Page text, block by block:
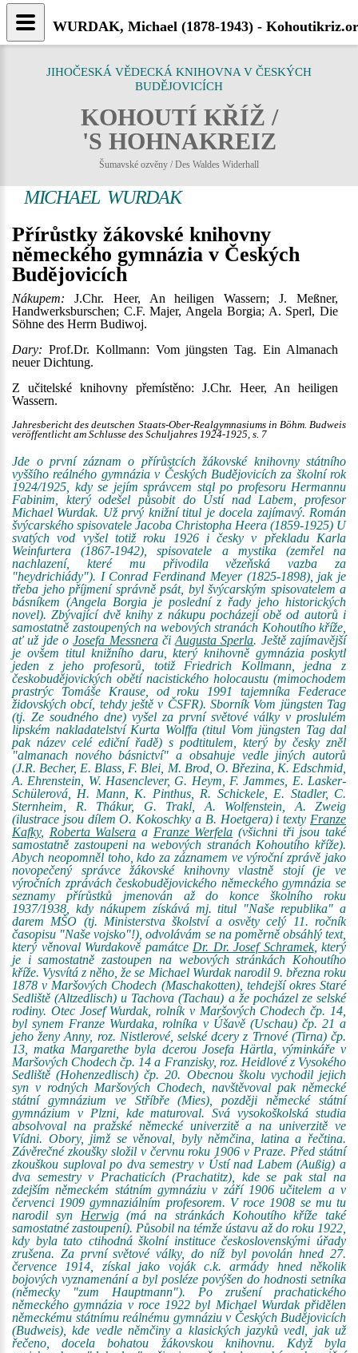
JIHOČESKÁ VĚDECKÁ KNIHOVNA V ČESKÝCH
BUDĚJOVICÍCH
KOHOUTÍ KŘÍŽ /
'S HOHNAKREIZ
Šumavské ozvěny / Des Waldes Widerhall
MICHAEL WURDAK
Přírůstky žákovské knihovny
německého gymnázia v Českých
Budějovicích
Nákupem: J.Chr. Heer, An heiligen Wassern; J. Meßner,
Handwerksburschen; C.F. Majer, Angela Borgia; A. Sperl, Die
Söhne des Herrn Budiwoj.
Dary: Prof.Dr. Kollmann: Vom jüngsten Tag. Ein Almanach
neuer Dichtung.
Z učitelské knihovny přemístěno: J.Chr. Heer, An heiligen
Wassern.
Jahresbericht des deutschen Staats-Ober-Realgymnasiums in Böhm. Budweis
veröffentlicht am Schlusse des Schuljahres 1924-1925, s. 7
Jde o první záznam o přírůstcích žákovské knihovny státního
vyššího reálného gymnázia v Českých Budějovicích za školní rok
1924/1925, kdy se jejím správcem stal po profesoru Hermannu
Fabinim, který odešel působit do Ústí nad Labem, profesor
Michael Wurdak. Už prvý knižní titul je docela zajímavý. Román
švýcarského spisovatele Jacoba Christopha Heera (1859-1925) U
svatých vod vyšel totiž roku 1926 i česky v překladu Karla
Weinfurtera (1867-1942), spisovatele a mystika (zemřel na
nachlazení, které mu přivodila vězeňská vazba za
"heydrichiády"). I Conrad Ferdinand Meyer (1825-1898), jak je
třeba jeho příjmení správně psát, byl švýcarským spisovatelem a
básníkem (Angela Borgia je poslední z řady jeho historických
novel). Zbývající dvě knihy z nákupu pocházejí obě od autorů i
samostatně zastoupených na webových stranách Kohoutího kříže,
ať už jde oJosefa MessneračiAugusta Sperla. Ještě zajímavější
je ovšem titul knižního daru, který knihovně gymnázia poskytl
jeden z jeho profesorů, totiž Friedrich Kollmann, jedna z
českobudějovických obětí nacistického holocaustu (mimochodem
prastrýc Tomáše Krause, od roku 1991 tajemníka Federace
židovských obcí, tehdy ještě v ČSFR). Sborník Vom jüngsten Tag
(tj. Ze soudného dne) vyšel za první světové války v proslulém
lipském nakladatelství Kurta Wolffa (titul Vom jüngsten Tag dal
pak název celé ediční řadě) s podtitulem, který by česky zněl
"almanach nového básnictví" a obsahuje vedle jiných autorů
(J.R. Becher, E. Blass, F. Blei, M. Brod, O. Březina, K. Edschmid,
A. Ehrenstein, W. Hasenclever, G. Heym, F. Jammes, E. Lasker-
Schülerová, H. Mann, K. Pinthus, R. Schickele, E. Stadler, C.
Sternheim, R. Thákur, G. Trakl, A. Wolfenstein, A. Zweig
(ilustrace jsou dílem O. Kokoschky a B. Hoetgera) i texty Franze
Kafky, Roberta Walsera a Franze Werfela (všichni tři jsou také
samostatně zastoupeni na webových stranách Kohoutího kříže).
Abych neopomněl toho, kdo za záznamem ve výroční zprávě jako
novopečený správce žákovské knihovny vlastně stojí (je ve
výročních zprávách českobudějovického německého gymnázia se
seznamy přírůstků jmenován až do konce školního roku
1937/1938, kdy nákupem získává mj. titul "Naše republika" a
darem MŠO (tj. Ministerstva školství a osvěty celý 11. ročník
časopisu "Naše vojsko"!), odvolávám se na poměrně obsáhlý text,
který věnoval Wurdakově památce Dr. Dr. Josef Schramek, který
je i samostatně zastoupen na webových stránkách Kohoutího
kříže. Vysvítá z něho, že se Michael Wurdak narodil 9. března roku
1878 v Maršových Chodech (Maschakotten), tehdejší okres Staré
Sedliště (Altzedlisch) u Tachova (Tachau) a že pocházel ze selské
rodiny. Otec Josef Wurdak, rolník v Maršových Chodech čp. 14,
byl synem Franze Wurdaka, rolníka v Úšavě (Uschau) čp. 21 a
jeho ženy Anny, roz. Nistlerové, selské dcery z Trnové (Tirna) čp.
13, matka Margarethe byla dcerou Josefa Härtla, výminkáře v
Maršových Chodech čp. 14 a Franzisky, roz. Heidlové z Vysokého
Sedliště (Hohenzedlisch) čp. 20. Obecnou školu vychodil jejich
syn v rodných Maršových Chodech, navštěvoval pak německé
státní gymnázium ve Stříbře (Mies), později německé státní
gymnázium v Plzni, kde maturoval. Svá vysokoškolská studia
absolvoval na pražské německé univerzitě a na univerzitě ve
Vídni. Obory, jimž se věnoval, byly němčina, latina a řečtina.
Závěrečné zkoušky složil v červnu roku 1906 v Praze. Před státní
zkouškou suploval po dva semestry v Ústí nad Labem (Außig) a
dva semestry v Prachaticích (Prachatitz), kde se pak stal na
zdejším německém státním gymnáziu v září 1906 učitelem a v
červenci 1909 gymnaziálním profesorem. V roce 1908 se mu tu
narodil syn Herwig(má na stránkách Kohoutího kříže také
samostatné zastoupení). Působil na témže ústavu až do roku 1922,
kdy byla tato ctihodná školní instituce československými úřady
zrušena. Za první světové války, do níž byl povolán hned 27.
července 1914, získal jako voják c.k. armády hned několik
bojových vyznamenání a byl posléze povýšen do hodnosti setníka
(německy "zum Hauptmann"). Po zrušení prachatického
německého gymnázia v roce 1922 byl Michael Wurdak přidělen
německému státnímu reálnému gymnáziu v Českých Budějovicích
(Budweis), kde vedle němčiny a klasických jazyků vedl, jak už
řečeno, docela bohatou žákovskou knihovnu. Když byla
WURDAK, Michael (1878-1943) -